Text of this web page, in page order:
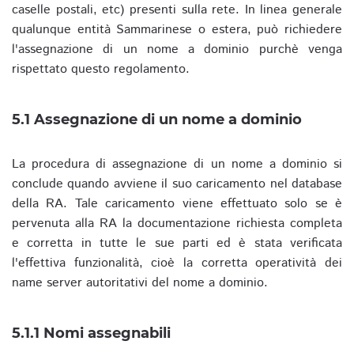
caselle postali, etc) presenti sulla rete. In linea generale
qualunque entità Sammarinese o estera, può richiedere
l'assegnazione di un nome a dominio purchè venga
rispettato questo regolamento.
5.1 Assegnazione di un nome a dominio
La procedura di assegnazione di un nome a dominio si
conclude quando avviene il suo caricamento nel database
della RA. Tale caricamento viene effettuato solo se è
pervenuta alla RA la documentazione richiesta completa
e corretta in tutte le sue parti ed è stata verificata
l'effettiva funzionalità, cioè la corretta operatività dei
name server autoritativi del nome a dominio.
5.1.1 Nomi assegnabili